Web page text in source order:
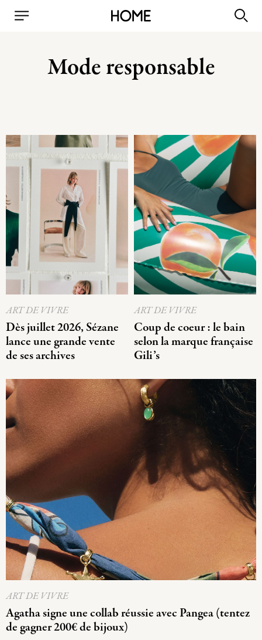
Mode responsable
ART DE VIVRE
Dès juillet 2026, Sézane
lance une grande vente
de ses archives
ART DE VIVRE
Coup de coeur : le bain
selon la marque française
Gili’s
ART DE VIVRE
Agatha signe une collab réussie avec Pangea (tentez
de gagner 200€ de bijoux)